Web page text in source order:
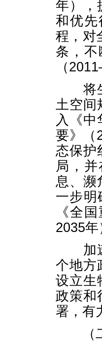
年），
和优先
程，对
条，
（
将生
土空间
入《
要》（
态保护
局，
息、濒
一步明
《全
2035
加速
个地方
设立生
政策和
署，有
（二